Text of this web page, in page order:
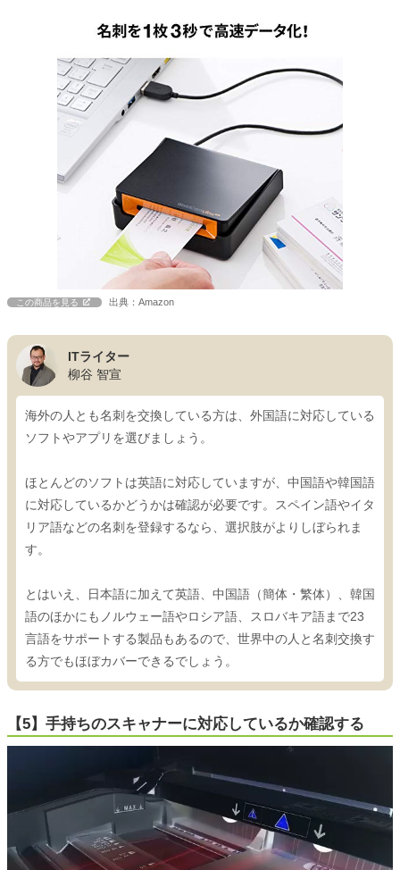
この商品を見る 出典：Amazon
ITライター
柳谷 智宣
海外の人とも名刺を交換している方は、外国語に対応している
ソフトやアプリを選びましょう。
ほとんどのソフトは英語に対応していますが、中国語や韓国語
に対応しているかどうかは確認が必要です。スペイン語やイタ
リア語などの名刺を登録するなら、選択肢がよりしぼられま
す。
とはいえ、日本語に加えて英語、中国語（簡体・繁体）、韓国
語のほかにもノルウェー語やロシア語、スロバキア語まで23
言語をサポートする製品もあるので、世界中の人と名刺交換す
る方でもほぼカバーできるでしょう。
【5】手持ちのスキャナーに対応しているか確認する